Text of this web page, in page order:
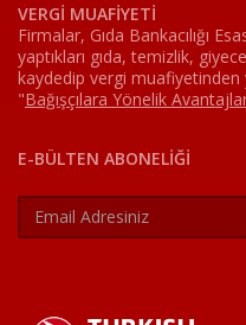
VERGİ MUAFİYETİ
Firmalar, Gıda Bankacılığı
yaptıkları gıda, temizlik,
kaydedip vergi muafiyetinden
"Bağışçılara Yönelik
E-BÜLTEN ABONELİĞİ